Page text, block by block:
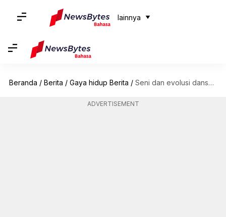
lainnya
Beranda / Berita / Gaya hidup Berita / Seni dan evolusi dansa ballroom lintas era
ADVERTISEMENT